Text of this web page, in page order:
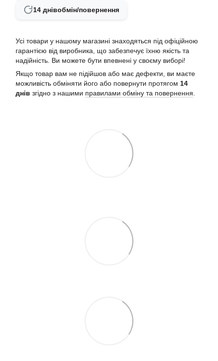
14 днівобмін/повернення
Усі товари у нашому магазині знаходяться під офіційною
гарантією від виробника, що забезпечує їхню якість та
надійність. Ви можете бути впевнені у своєму виборі!
Якщо товар вам не підійшов або має дефекти, ви маєте
можливість обміняти його або повернути протягом 14
днів згідно з нашими правилами обміну та повернення